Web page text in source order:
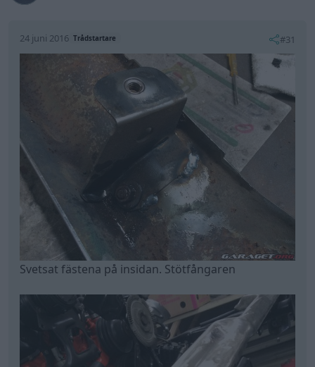
24 juni 2016 Trådstartare #31
Svetsat fästena på insidan. Stötfångaren